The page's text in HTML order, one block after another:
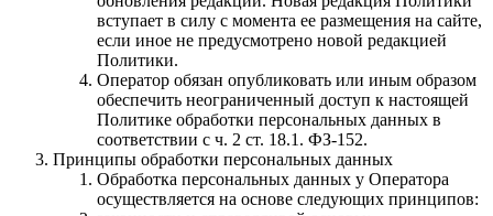
вступает в силу с момента ее размещения на сайте,
если иное не предусмотрено новой редакцией
Политики.
Оператор обязан опубликовать или иным образом
обеспечить неограниченный доступ к настоящей
Политике обработки персональных данных в
соответствии с ч. 2 ст. 18.1. ФЗ-152.
Принципы обработки персональных данных
Обработка персональных данных у Оператора
осуществляется на основе следующих принципов: